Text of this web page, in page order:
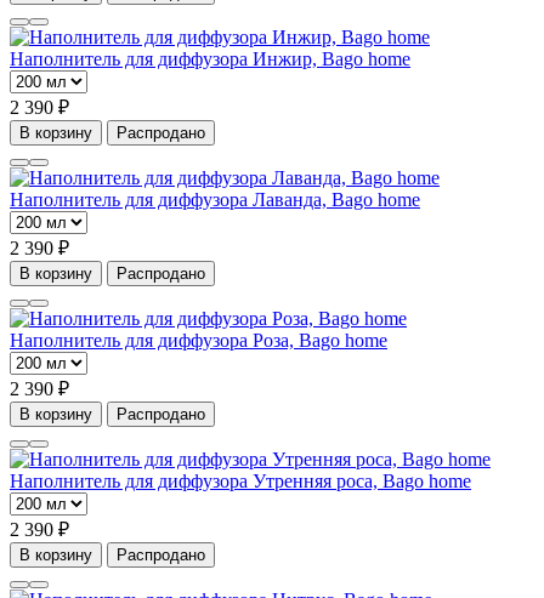
Наполнитель для диффузора Инжир, Bago home
2 390 ₽
В корзину Распродано
Наполнитель для диффузора Лаванда, Bago home
2 390 ₽
В корзину Распродано
Наполнитель для диффузора Роза, Bago home
2 390 ₽
В корзину Распродано
Наполнитель для диффузора Утренняя роса, Bago home
2 390 ₽
В корзину Распродано